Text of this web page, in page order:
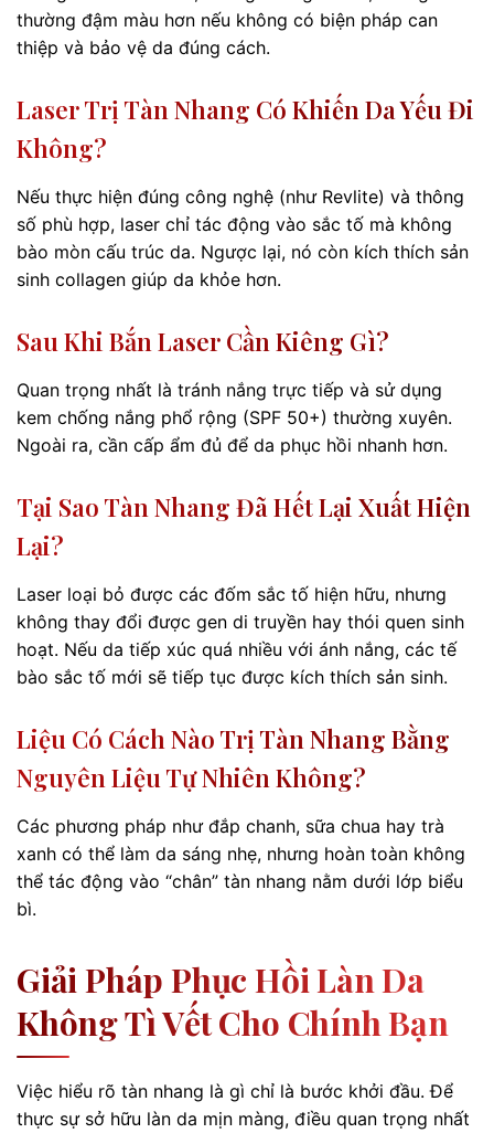
thường đậm màu hơn nếu không có biện pháp can
thiệp và bảo vệ da đúng cách.
Laser Trị Tàn Nhang Có Khiến Da Yếu Đi
Không?
Nếu thực hiện đúng công nghệ (như Revlite) và thông
số phù hợp, laser chỉ tác động vào sắc tố mà không
bào mòn cấu trúc da. Ngược lại, nó còn kích thích sản
sinh collagen giúp da khỏe hơn.
Sau Khi Bắn Laser Cần Kiêng Gì?
Quan trọng nhất là tránh nắng trực tiếp và sử dụng
kem chống nắng phổ rộng (SPF 50+) thường xuyên.
Ngoài ra, cần cấp ẩm đủ để da phục hồi nhanh hơn.
Tại Sao Tàn Nhang Đã Hết Lại Xuất Hiện
Lại?
Laser loại bỏ được các đốm sắc tố hiện hữu, nhưng
không thay đổi được gen di truyền hay thói quen sinh
hoạt. Nếu da tiếp xúc quá nhiều với ánh nắng, các tế
bào sắc tố mới sẽ tiếp tục được kích thích sản sinh.
Liệu Có Cách Nào Trị Tàn Nhang Bằng
Nguyên Liệu Tự Nhiên Không?
Các phương pháp như đắp chanh, sữa chua hay trà
xanh có thể làm da sáng nhẹ, nhưng hoàn toàn không
thể tác động vào “chân” tàn nhang nằm dưới lớp biểu
bì.
Giải Pháp Phục Hồi Làn Da
Không Tì Vết Cho Chính Bạn
Việc hiểu rõ tàn nhang là gì chỉ là bước khởi đầu. Để
thực sự sở hữu làn da mịn màng, điều quan trọng nhất